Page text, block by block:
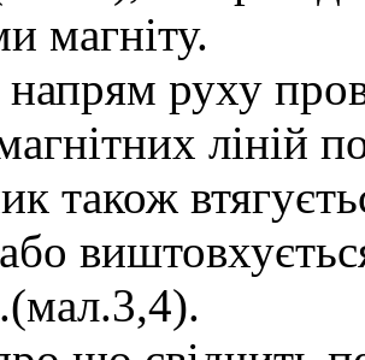
магніту.
напрям руху
ліній
також